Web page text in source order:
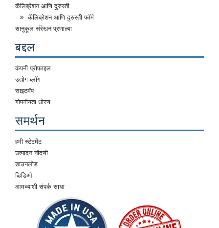
कॅलिब्रेशन आणि दुरुस्ती
कॅलिब्रेशन आणि दुरुस्ती फॉर्म
सानुकूल संरेखन प्रणाल्या
बद्दल
कंपनी प्रोफाइल
उद्योग ब्लॉग
साइटमॅप
गोपनीयता धोरण
समर्थन
हमी स्टेटमेंट
उत्पादन नोंदणी
डाउनलोड
व्हिडिओ
आमच्याशी संपर्क साधा